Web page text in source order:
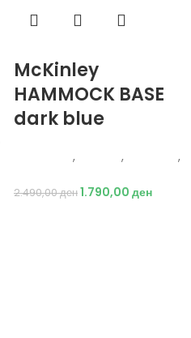
McKinley
HAMMOCK BASE
dark blue
, ,
,
2.490,00ден1.790,00 ден